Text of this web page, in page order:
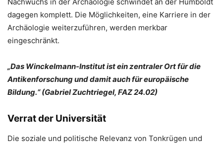
dagegen komplett. Die Möglichkeiten, eine Karriere in der
Archäologie weiterzuführen, werden merkbar
eingeschränkt.
„Das Winckelmann-Institut ist ein zentraler Ort für die
Antikenforschung und damit auch für europäische
Bildung.“ (Gabriel Zuchtriegel, FAZ 24.02)
Verrat der Universität
Die soziale und politische Relevanz von Tonkrügen und